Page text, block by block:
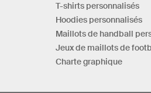
T-shirts personnalisés
Hoodies personnalisés
Maillots de handball
Jeux de maillots de
Charte graphique